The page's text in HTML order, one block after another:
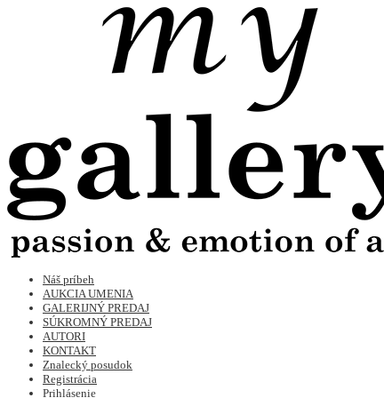
Náš príbeh
AUKCIA UMENIA
GALERIJNÝ PREDAJ
SÚKROMNÝ PREDAJ
AUTORI
KONTAKT
Znalecký posudok
Registrácia
Prihlásenie